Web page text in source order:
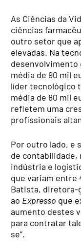
As Ciências da
ciências
outro setor que
elevadas. Na
desenvolvimento
média de 90 mil
líder tecnológico
média de 80 mil
refletem uma
profissionais
Por outro lado, e
de contabilidade,
indústria e
que variam entre
Batista, diretora-
ao Expresso que
aumento destes
para contratar
se”.